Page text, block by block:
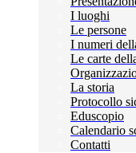
I luoghi
Le persone
I numeri
Le carte
La storia
Protocollo
Eduscopio
Calendario
Contatti